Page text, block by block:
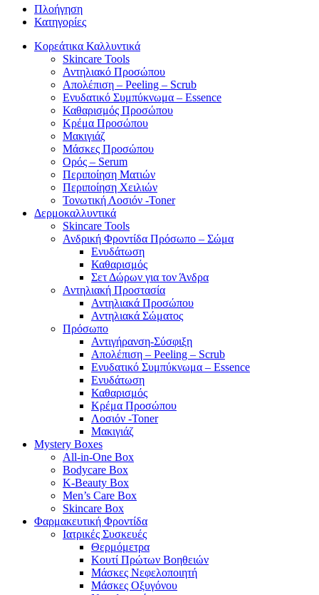
Πλοήγηση
Κατηγορίες
Κορεάτικα Καλλυντικά
Skincare Tools
Αντηλιακό Προσώπου
Απολέπιση – Peeling – Scrub
Ενυδατικό Συμπύκνωμα – Essence
Καθαρισμός Προσώπου
Κρέμα Προσώπου
Μακιγιάζ
Μάσκες Προσώπου
Ορός – Serum
Περιποίηση Ματιών
Περιποίηση Χειλιών
Τονωτική Λοσιόν -Toner
Δερμοκαλλυντικά
Skincare Tools
Ανδρική Φροντίδα Πρόσωπο – Σώμα
Ενυδάτωση
Καθαρισμός
Σετ Δώρων για τον Άνδρα
Αντηλιακή Προστασία
Αντηλιακά Προσώπου
Αντηλιακά Σώματος
Πρόσωπο
Αντιγήρανση-Σύσφιξη
Απολέπιση – Peeling – Scrub
Ενυδατικό Συμπύκνωμα – Essence
Ενυδάτωση
Καθαρισμός
Κρέμα Προσώπου
Λοσιόν -Toner
Μακιγιάζ
Mystery Boxes
All-in-One Box
Bodycare Box
K-Beauty Box
Men’s Care Box
Skincare Box
Φαρμακευτική Φροντίδα
Ιατρικές Συσκευές
Θερμόμετρα
Κουτί Πρώτων Βοηθειών
Μάσκες Νεφελοποιητή
Μάσκες Οξυγόνου